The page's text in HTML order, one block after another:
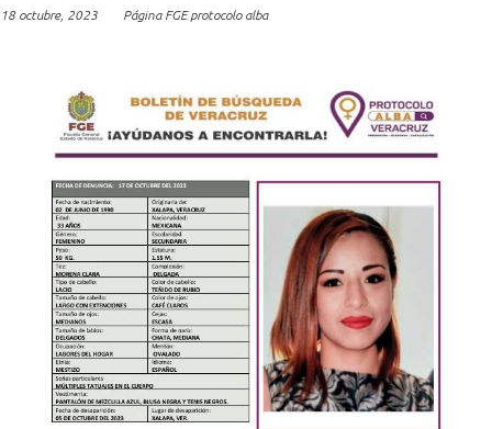
18 octubre, 2023 Página FGE protocolo alba